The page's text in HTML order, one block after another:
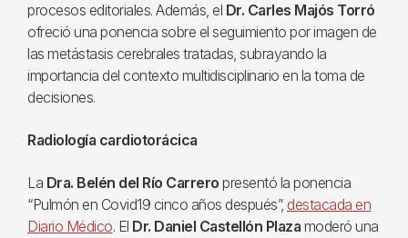
procesos editoriales. Además, el Dr. Carles Majós Torró
ofreció una ponencia sobre el seguimiento por imagen de
las metástasis cerebrales tratadas, subrayando la
importancia del contexto multidisciplinario en la toma de
decisiones.
Radiología cardiotorácica
La Dra. Belén del Río Carrero presentó la ponencia
“Pulmón en Covid19 cinco años después”, destacada en
Diario Médico. El Dr. Daniel Castellón Plaza moderó una